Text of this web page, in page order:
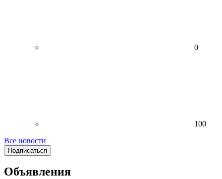
0
100
Все новости
Подписаться
Объявления